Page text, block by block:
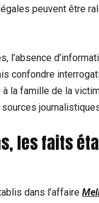
peuvent être
l’absence
confondre
la famille de la
les faits
dans l’affaire